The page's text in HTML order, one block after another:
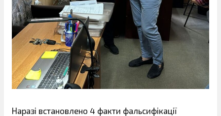
Наразі встановлено 4 факти фальсифікації